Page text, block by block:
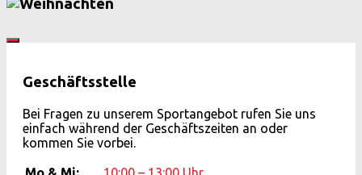
Geschäftsstelle
Bei Fragen zu unserem Sportangebot rufen Sie uns
einfach während der Geschäftszeiten an oder
kommen Sie vorbei.